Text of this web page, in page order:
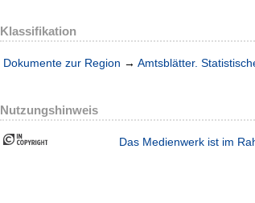
Klassifikation
Dokumente zur Region → Amtsblätter.
Nutzungshinweis
Das Medienwerk ist im